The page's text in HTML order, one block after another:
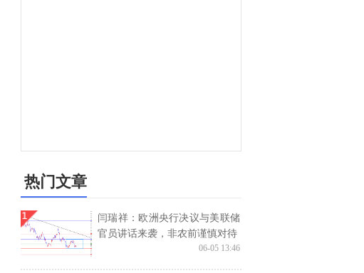
热门文章
闫瑞祥：欧洲央行决议与美联储
官员讲话来袭，非农前谨慎对待
06-05 13:46